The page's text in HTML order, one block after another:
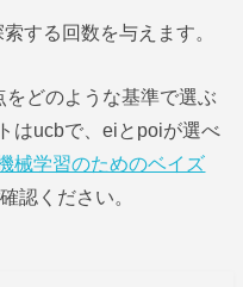
する回数を与えます。
どのような基準で選ぶ
はucbで、eiとpoiが選べ
械学習のためのベイズ
認ください。